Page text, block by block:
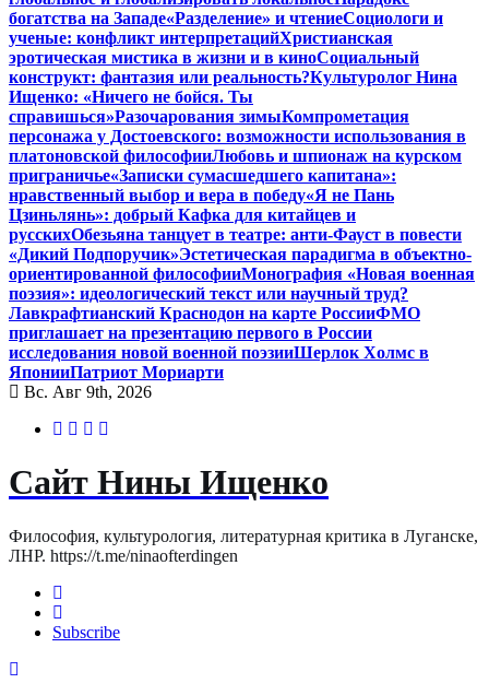
богатства на Западе«Разделение» и чтениеСоциологи и
ученые: конфликт интерпретацийХристианская
эротическая мистика в жизни и в киноСоциальный
конструкт: фантазия или реальность?Культуролог Нина
Ищенко: «Ничего не бойся. Ты
справишься»Разочарования зимыКомпрометация
персонажа у Достоевского: возможности использования в
платоновской философииЛюбовь и шпионаж на курском
приграничье«Записки сумасшедшего капитана»:
нравственный выбор и вера в победу«Я не Пань
Цзиньлянь»: добрый Кафка для китайцев и
русскихОбезьяна танцует в театре: анти-Фауст в повести
«Дикий Подпоручик»Эстетическая парадигма в объектно-
ориентированной философииМонография «Новая военная
поэзия»: идеологический текст или научный труд?
Лавкрафтианский Краснодон на карте РоссииФМО
приглашает на презентацию первого в России
исследования новой военной поэзииШерлок Холмс в
ЯпонииПатриот Мориарти
Вс. Авг 9th, 2026
Сайт Нины Ищенко
Философия, культурология, литературная критика в Луганске,
ЛНР. https://t.me/ninaofterdingen
Subscribe